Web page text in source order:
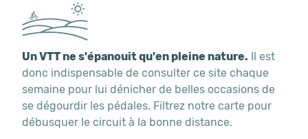
Un VTT ne s'épanouit qu'en pleine nature. Il est
donc indispensable de consulter ce site chaque
semaine pour lui dénicher de belles occasions de
se dégourdir les pédales. Filtrez notre carte pour
débusquer le circuit à la bonne distance.